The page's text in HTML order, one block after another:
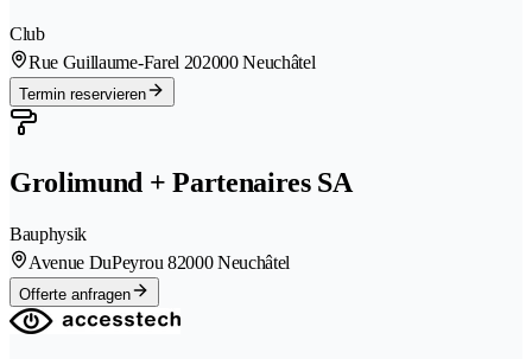
Club
Rue Guillaume-Farel 202000 Neuchâtel
Termin reservieren
Grolimund + Partenaires SA
Bauphysik
Avenue DuPeyrou 82000 Neuchâtel
Offerte anfragen